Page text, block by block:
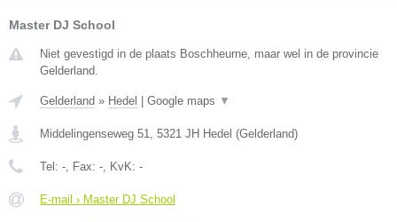
Master DJ School
Niet gevestigd in de plaats Boschheurne, maar wel in de provincie
Gelderland.
Gelderland » Hedel Google maps ▼
Middelingenseweg 51 5321 JH Hedel (Gelderland)
Tel: - , Fax: - , KvK: -
E-mail › Master DJ School